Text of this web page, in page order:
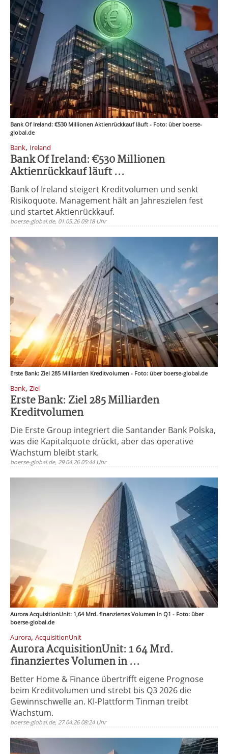
Bank Of Ireland: €530 Millionen Aktienrückkauf läuft - Foto: über boerse-
global.de
Bank, Ireland
Bank Of Ireland: €530 Millionen
Aktienrückkauf läuft ...
Bank of Ireland steigert Kreditvolumen und senkt
Risikoquote. Management hält an Jahreszielen fest
und startet Aktienrückkauf.
boerse-global.de, 01.05.26 09:18 Uhr
Erste Bank: Ziel 285 Milliarden Kreditvolumen - Foto: über boerse-global.de
Bank, Ziel
Erste Bank: Ziel 285 Milliarden
Kreditvolumen
Die Erste Group integriert die Santander Bank Polska,
was die Kapitalquote drückt, aber das operative
Wachstum bleibt stark.
boerse-global.de, 29.04.26 05:44 Uhr
Aurora AcquisitionUnit: 1,64 Mrd. finanziertes Volumen in Q1 - Foto: über
boerse-global.de
Aurora, AcquisitionUnit
Aurora AcquisitionUnit: 1 64 Mrd.
finanziertes Volumen in ...
Better Home & Finance übertrifft eigene Prognose
beim Kreditvolumen und strebt bis Q3 2026 die
Gewinnschwelle an. KI-Plattform Tinman treibt
Wachstum.
boerse-global.de, 27.04.26 08:24 Uhr